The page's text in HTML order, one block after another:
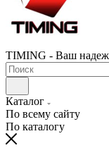
TIMING - Ваш
Каталог
По всему сайту
По каталогу